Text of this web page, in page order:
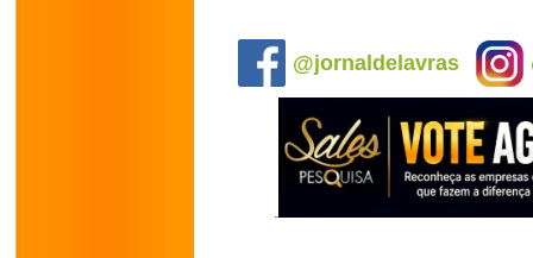
@jornaldelavras